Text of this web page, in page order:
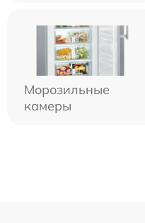
Морозильные
камеры